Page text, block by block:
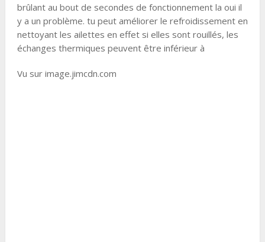
brûlant au bout de secondes de fonctionnement la oui il
y a un problème. tu peut améliorer le refroidissement en
nettoyant les ailettes en effet si elles sont rouillés, les
échanges thermiques peuvent être inférieur à
Vu sur image.jimcdn.com